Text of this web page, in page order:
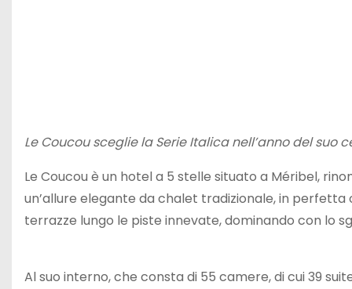
Le Coucou sceglie la Serie Italica nell’anno del suo
Le Coucou è un hotel a 5 stelle situato a Méribel,
un’allure elegante da chalet tradizionale, in
terrazze lungo le piste innevate, dominando con lo
Al suo interno, che consta di 55 camere, di cui 39